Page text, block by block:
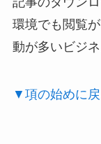
環境でも閲覧
動が多いビジ
▼項の始めに